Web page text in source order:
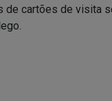
de cartões de visita